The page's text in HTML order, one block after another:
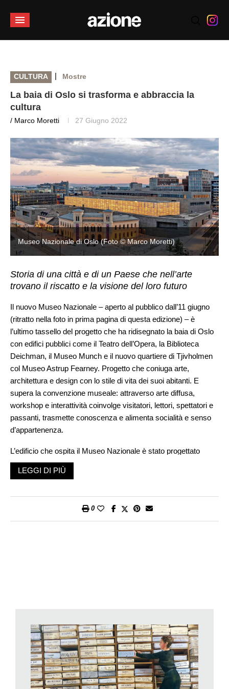
CULTURA | Mostre
La baia di Oslo si trasforma e abbraccia la
cultura
/ Marco Moretti 27 Giugno 2022
Museo Nazionale di Oslo (Foto © Marco Moretti)
Storia di una città e di un Paese che nell’arte
trovano il riscatto e la visione del loro futuro
Il nuovo Museo Nazionale – aperto al pubblico dall’11 giugno
(ritratto nella foto in prima pagina di questa edizione) – è
l’ultimo tassello del progetto che ha ridisegnato la baia di Oslo
con edifici pubblici come il Teatro dell’Opera, la Biblioteca
Deichman, il Museo Munch e il nuovo quartiere di Tjivholmen
col Museo Astrup Fearney. Progetto che coniuga arte,
architettura e design con lo stile di vita dei suoi abitanti. E
supera la convenzione museale: attraverso arte diffusa,
workshop e interattività coinvolge visitatori, lettori, spettatori e
passanti, trasmette conoscenza e alimenta socialità e senso
d’appartenenza.
L’edificio che ospita il Museo Nazionale è stato progettato
dall’architetto Klaus Schuwerk come un parallelepipedo di
pietra da cui ne emerge un altro di vetro che la notte s’illumina.
design. Una struttura espositiva su tre piani che – con 90 sale,
l’epoca. Nonché una gipsoteca con copie in gesso –
provenienti da Italia, Francia e Germania – di statue classiche
greche e romane acquistate nell’Ottocento per uso didattico.
Il secondo piano spazia nella creatività norvegese con opere di
artisti finora mai esposti, a fianco dei più noti Munch e
LEGGI DI PIÙ
0